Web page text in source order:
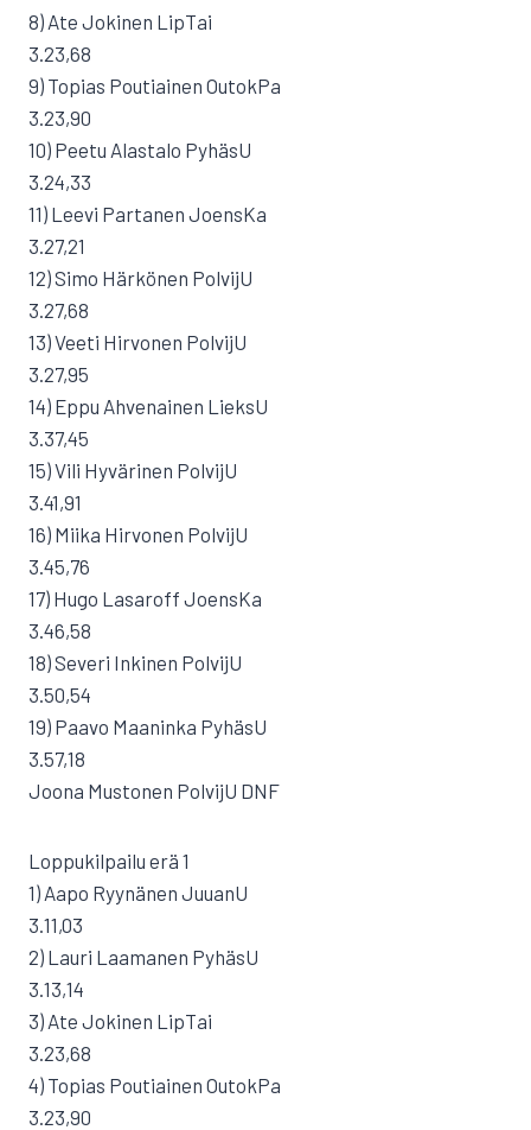
8) Ate Jokinen LipTai
3.23,68
9) Topias Poutiainen OutokPa
3.23,90
10) Peetu Alastalo PyhäsU
3.24,33
11) Leevi Partanen JoensKa
3.27,21
12) Simo Härkönen PolvijU
3.27,68
13) Veeti Hirvonen PolvijU
3.27,95
14) Eppu Ahvenainen LieksU
3.37,45
15) Vili Hyvärinen PolvijU
3.41,91
16) Miika Hirvonen PolvijU
3.45,76
17) Hugo Lasaroff JoensKa
3.46,58
18) Severi Inkinen PolvijU
3.50,54
19) Paavo Maaninka PyhäsU
3.57,18
Joona Mustonen PolvijU DNF
Loppukilpailu erä 1
1) Aapo Ryynänen JuuanU
3.11,03
2) Lauri Laamanen PyhäsU
3.13,14
3) Ate Jokinen LipTai
3.23,68
4) Topias Poutiainen OutokPa
3.23,90